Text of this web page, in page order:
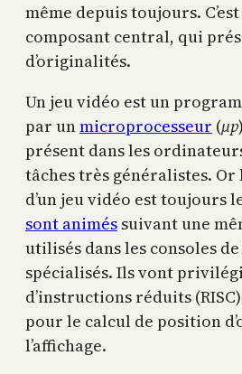
même depuis toujours.
composant central, qui
d’originalités.
Un jeu vidéo est un
par unmicroprocesseur (µp
présent dans les
tâches très généralistes.
d’un jeu vidéo est toujours
sont animés suivant une
utilisés dans les consoles
spécialisés. Ils vont
d’instructions réduits
pour le calcul de position
l’affichage.